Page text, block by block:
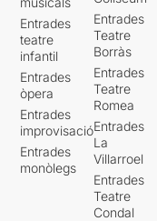
Entrades
teatre
infantil
Entrades
òpera
Entrades
improvisació
Entrades
monòlegs
Entrades
Teatre
Borràs
Entrades
Teatre
Romea
Entrades
La
Villarroel
Entrades
Teatre
Condal